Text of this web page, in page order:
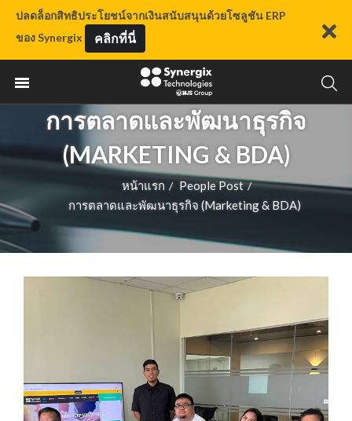
ปลดล็อกสิทธิประโยชน์จากเงินสนับสนุนด้วยโซลูชัน ERP
ของ Synergix
คลิกที่นี่
การตลาดและพัฒนาธุรกิจ
(MARKETING & BDA)
หน้าแรก / People Post /
การตลาดและพัฒนาธุรกิจ (Marketing & BDA)